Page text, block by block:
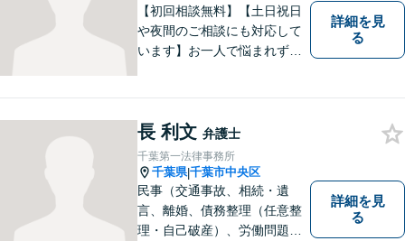
す。
【初回相談無料】【土日祝日
や夜間のご相談にも対応して
います】お一人で悩まれず、
詳細を見
る
長 利文 弁護士
千葉第一法律事務所
千葉県|千葉市中央区
民事（交通事故、相続・遺
言、離婚、債務整理（任意整
理・自己破産）、労働問題
詳細を見
る